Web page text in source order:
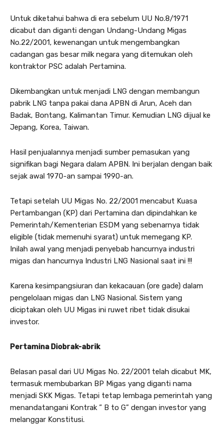
Untuk diketahui bahwa di era sebelum UU No.8/1971
dicabut dan diganti dengan Undang-Undang Migas
No.22/2001, kewenangan untuk mengembangkan
cadangan gas besar milk negara yang ditemukan oleh
kontraktor PSC adalah Pertamina.
Dikembangkan untuk menjadi LNG dengan membangun
pabrik LNG tanpa pakai dana APBN di Arun, Aceh dan
Badak, Bontang, Kalimantan Timur. Kemudian LNG dijual ke
Jepang, Korea, Taiwan.
Hasil penjualannya menjadi sumber pemasukan yang
signifikan bagi Negara dalam APBN. Ini berjalan dengan baik
sejak awal 1970-an sampai 1990-an.
Tetapi setelah UU Migas No. 22/2001 mencabut Kuasa
Pertambangan (KP) dari Pertamina dan dipindahkan ke
Pemerintah/Kementerian ESDM yang sebenarnya tidak
eligible (tidak memenuhi syarat) untuk memegang KP.
Inilah awal yang menjadi penyebab hancurnya industri
migas dan hancurnya Industri LNG Nasional saat ini !!!
Karena kesimpangsiuran dan kekacauan (ore gade) dalam
pengelolaan migas dan LNG Nasional. Sistem yang
diciptakan oleh UU Migas ini ruwet ribet tidak disukai
investor.
Pertamina Diobrak-abrik
Belasan pasal dari UU Migas No. 22/2001 telah dicabut MK,
termasuk membubarkan BP Migas yang diganti nama
menjadi SKK Migas. Tetapi tetap lembaga pemerintah yang
menandatangani Kontrak ” B to G” dengan investor yang
melanggar Konstitusi.